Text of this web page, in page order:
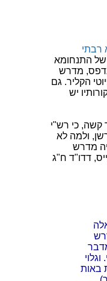
רבתי
של התנחומא
מדרש
הקליר. גם
יש
קשה, כי רש"י
ולמה לא
מדרש
דדו"ד ח"ג
באות